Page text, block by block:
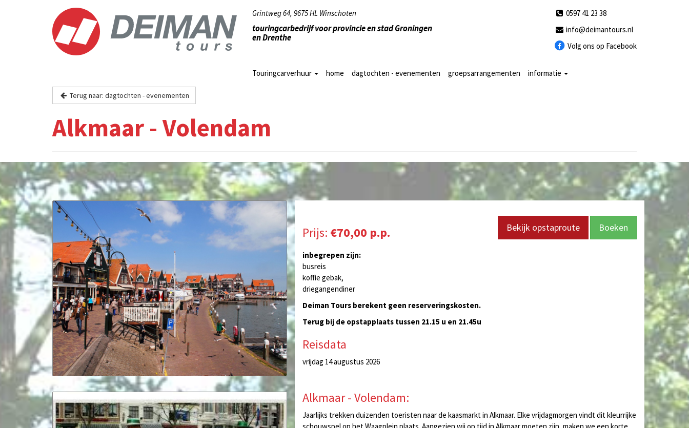
Grintweg 64, 9675 HL Winschoten
touringcarbedrijf voor provincie en stad Groningen
en Drenthe
0597 41 23 38
info@deimantours.nl
Volg ons op Facebook
Touringcarverhuur home dagtochten - evenementen groepsarrangementen informatie
Terug naar: dagtochten - evenementen
Alkmaar - Volendam
Prijs: €70,00 p.p. Bekijk opstaproute Boeken
inbegrepen zijn:
busreis
koffie gebak,
driegangendiner
Deiman Tours berekent geen reserveringskosten.
Terug bij de opstapplaats tussen 21.15 u en 21.45u
Reisdata
vrijdag 14 augustus 2026
Alkmaar - Volendam:
Jaarlijks trekken duizenden toeristen naar de kaasmarkt in Alkmaar. Elke vrijdagmorgen vindt dit kleurrijke
schouwspel op het Waagplein plaats. Aangezien wij op tijd in Alkmaar moeten zijn, maken we een korte